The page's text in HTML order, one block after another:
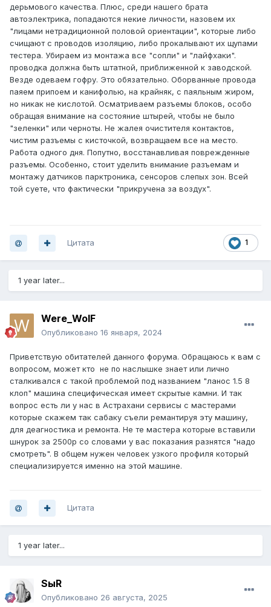
дерьмового качества. Плюс, среди нашего брата
автоэлектрика, попадаются некие личности, назовем их
"лицами нетрадиционной половой ориентации", которые либо
счищают с проводов изоляцию, либо прокалывают их щупами
тестера. Убираем из монтажа все "сопли" и "лайфхаки".
проводка должна быть штатной, приближенной к заводской.
Везде одеваем гофру. Это обязательно. Оборванные провода
паяем припоем и канифолью, на крайняк, с паяльным жиром,
но никак не кислотой. Осматриваем разъемы блоков, особо
обращая внимание на состояние штырей, чтобы не было
"зеленки" или черноты. Не жалея очистителя контактов,
чистим разъемы с кисточкой, возвращаем все на место.
Работа одного дня. Попутно, восстанавливая поврежденные
разъемы. Особенно, стоит уделить внимание разъемам и
монтажу датчиков парктроника, сенсоров слепых зон. Всей
той суете, что фактически "прикручена за воздух".
1
Цитата
1 year later...
Were_WolF
Опубликовано 16 января, 2024
Приветствую обитателей данного форума. Обращаюсь к вам с
вопросом, может кто не по наслышке знает или лично
сталкивался с такой проблемой под названием "ланос 1.5 8
клоп" машина специфическая имеет скрытые камни. И так
вопрос есть ли у нас в Астрахани сервисы с мастерами
которые скажем так сабаку съели ремантируя эту машину,
для деагностика и ремонта. Не те мастера которые вставили
шнурок за 2500р со словами у вас показания разнятся "надо
смотреть". В общем нужен человек узкого профиля который
специализируется именно на этой машине.
Цитата
1 year later...
SыR
Опубликовано 26 августа, 2025